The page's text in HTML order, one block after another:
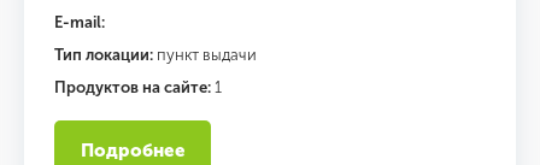
E-mail:
Тип локации: пункт выдачи
Продуктов на сайте: 1
Подробнее